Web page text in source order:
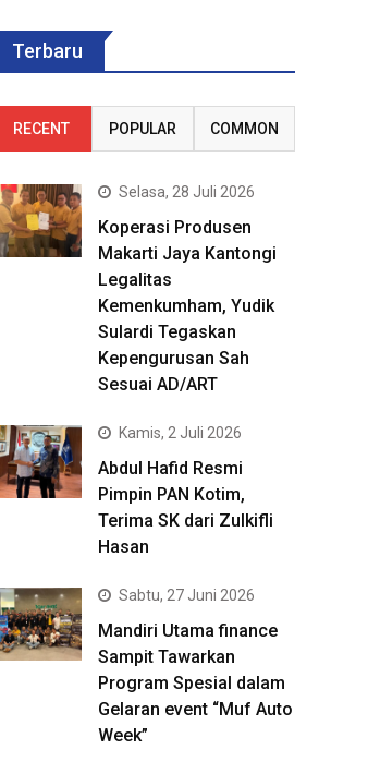
Terbaru
RECENT POPULAR COMMON
Selasa, 28 Juli 2026
Koperasi Produsen
Makarti Jaya Kantongi
Legalitas
Kemenkumham, Yudik
Sulardi Tegaskan
Kepengurusan Sah
Sesuai AD/ART
Kamis, 2 Juli 2026
Abdul Hafid Resmi
Pimpin PAN Kotim,
Terima SK dari Zulkifli
Hasan
Sabtu, 27 Juni 2026
Mandiri Utama finance
Sampit Tawarkan
Program Spesial dalam
Gelaran event “Muf Auto
Week”